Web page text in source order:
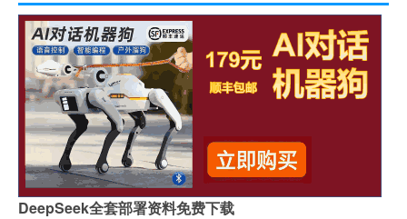
DeepSeek全套部署资料免费下载